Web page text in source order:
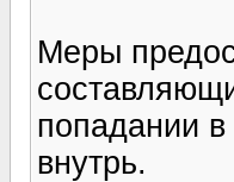
Меры
попадании
внутрь.